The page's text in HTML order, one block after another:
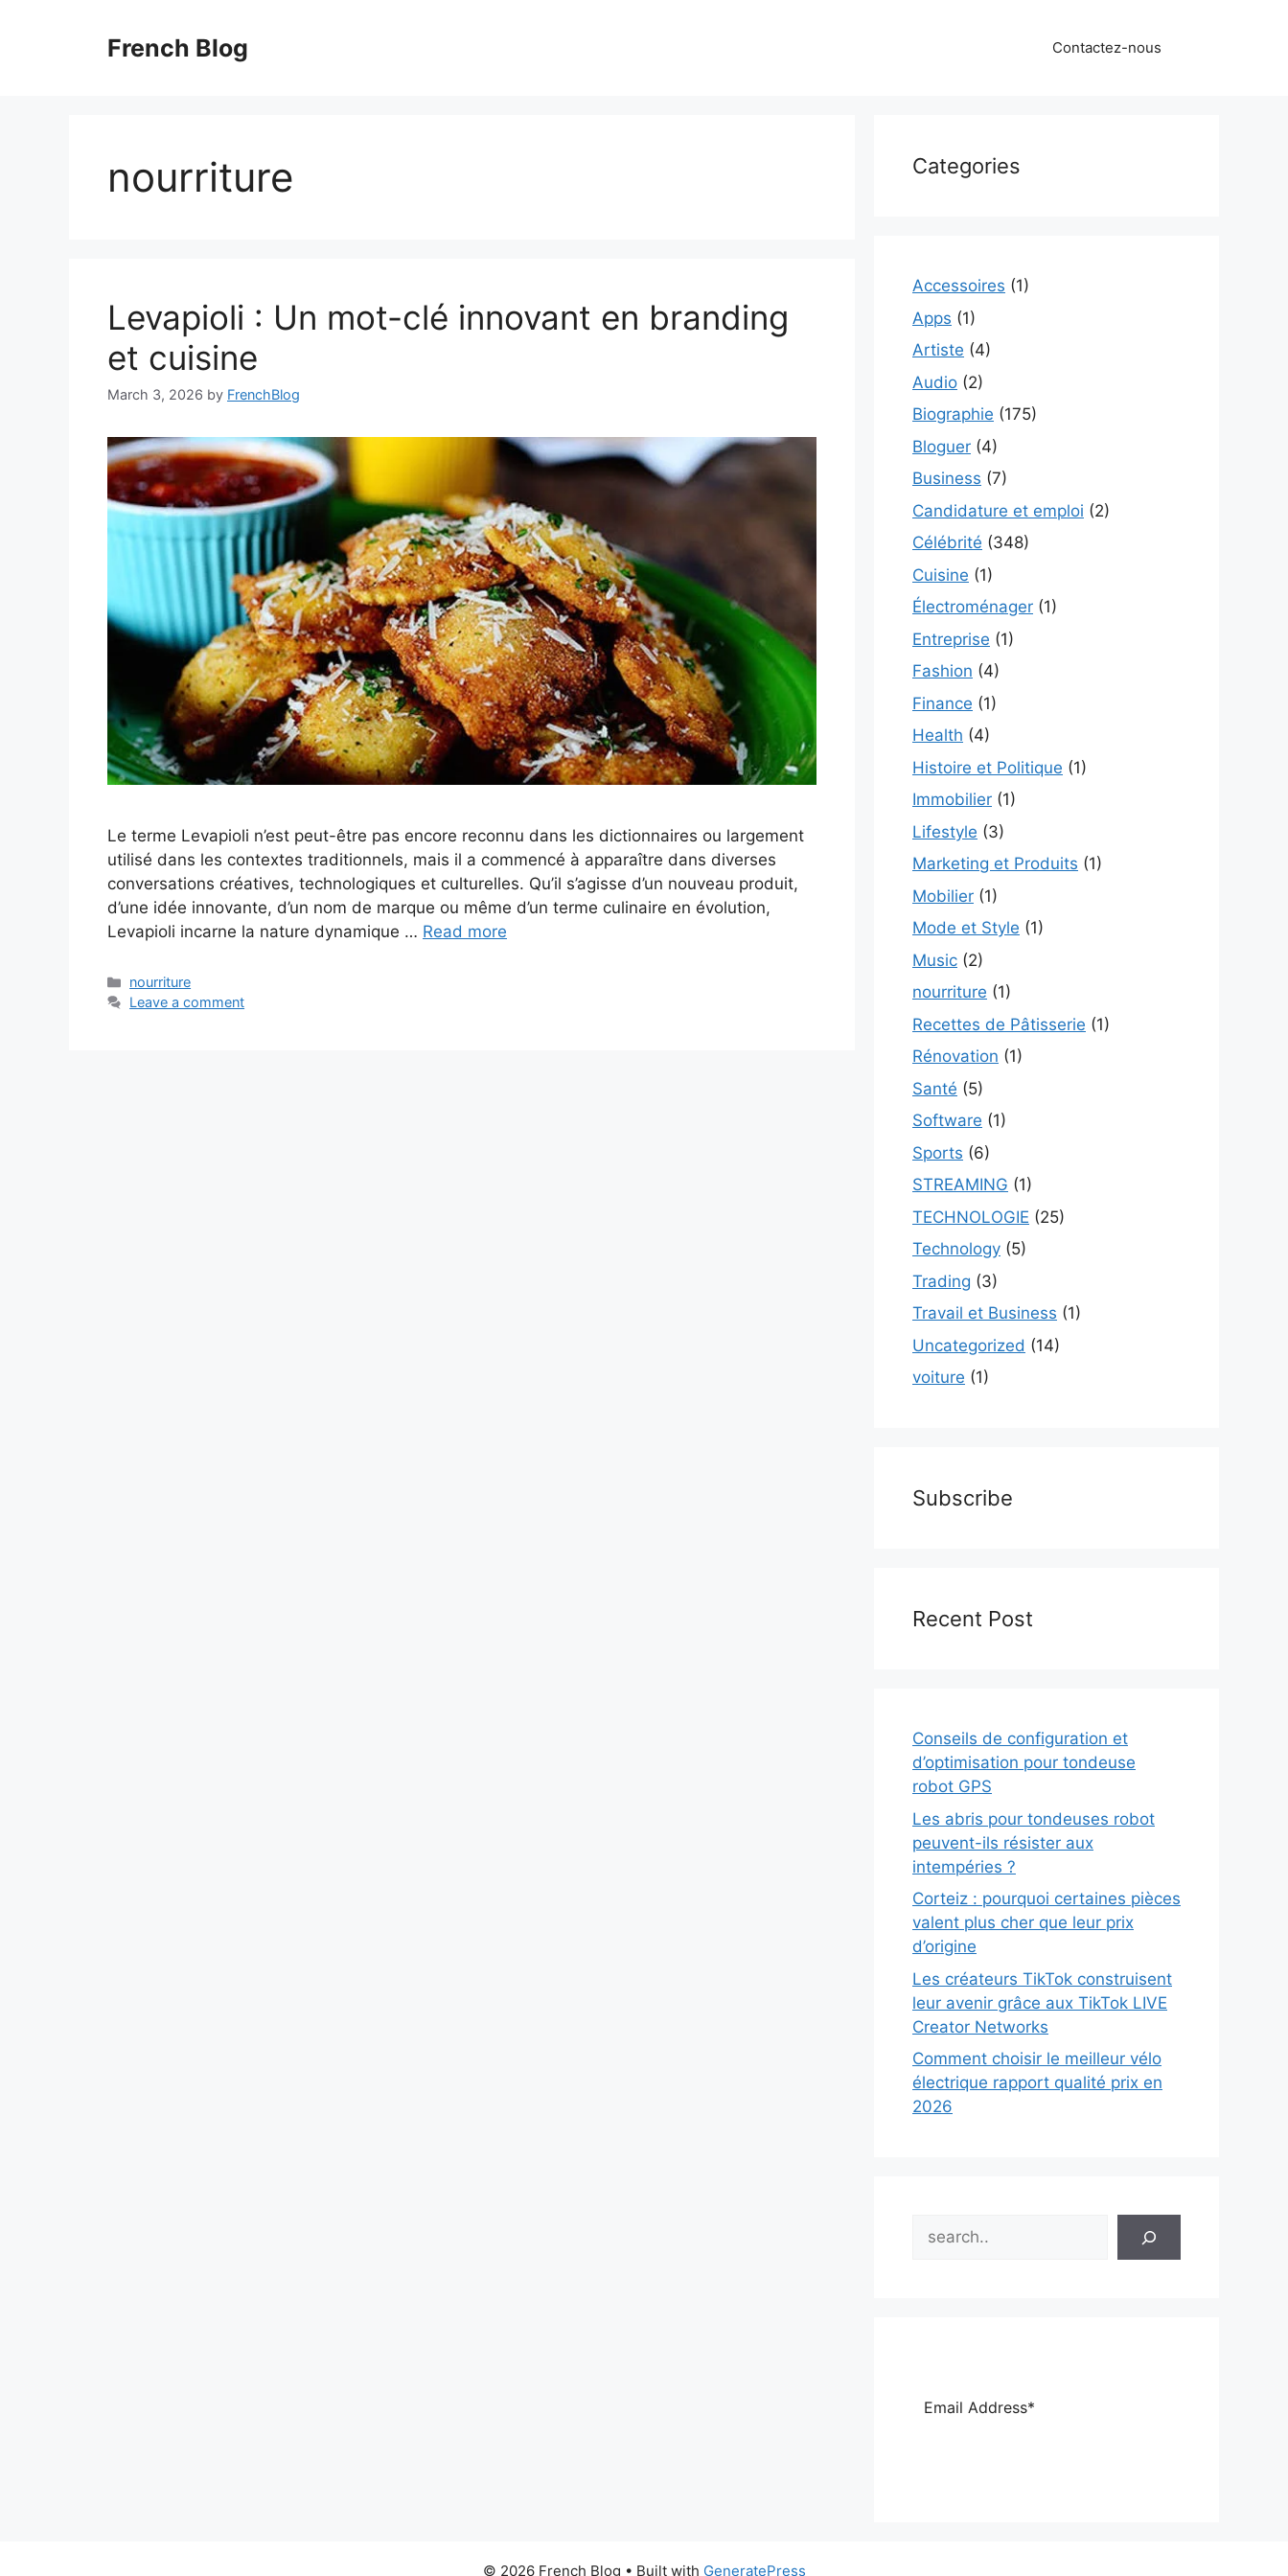
French Blog Contactez-nous
nourriture
Levapioli : Un mot-clé innovant en branding
et cuisine
March 3, 2026 by FrenchBlog
Le terme Levapioli n’est peut-être pas encore reconnu dans les dictionnaires ou largement
utilisé dans les contextes traditionnels, mais il a commencé à apparaître dans diverses
conversations créatives, technologiques et culturelles. Qu’il s’agisse d’un nouveau produit,
d’une idée innovante, d’un nom de marque ou même d’un terme culinaire en évolution,
Levapioli incarne la nature dynamique … Read more
Categories
nourriture
Leave a comment
Categories
Accessoires (1)
Apps (1)
Artiste (4)
Audio (2)
Biographie (175)
Bloguer (4)
Business (7)
Candidature et emploi (2)
Célébrité (348)
Cuisine (1)
Électroménager (1)
Entreprise (1)
Fashion (4)
Finance (1)
Health (4)
Histoire et Politique (1)
Immobilier (1)
Lifestyle (3)
Marketing et Produits (1)
Mobilier (1)
Mode et Style (1)
Music (2)
nourriture (1)
Recettes de Pâtisserie (1)
Rénovation (1)
Santé (5)
Software (1)
Sports (6)
STREAMING (1)
TECHNOLOGIE (25)
Technology (5)
Trading (3)
Travail et Business (1)
Uncategorized (14)
voiture (1)
Subscribe
Recent Post
Conseils de configuration et
d’optimisation pour tondeuse
robot GPS
Les abris pour tondeuses robot
peuvent-ils résister aux
intempéries ?
Corteiz : pourquoi certaines pièces
valent plus cher que leur prix
d’origine
Les créateurs TikTok construisent
leur avenir grâce aux TikTok LIVE
Creator Networks
Comment choisir le meilleur vélo
électrique rapport qualité prix en
2026
© 2026 French Blog • Built with GeneratePress